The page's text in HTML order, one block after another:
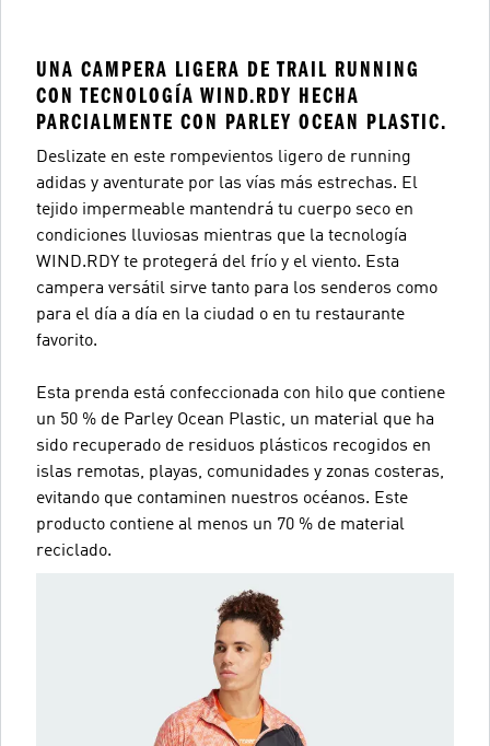
UNA CAMPERA LIGERA DE TRAIL RUNNING
CON TECNOLOGÍA WIND.RDY HECHA
PARCIALMENTE CON PARLEY OCEAN PLASTIC.
Deslizate en este rompevientos ligero de running
adidas y aventurate por las vías más estrechas. El
tejido impermeable mantendrá tu cuerpo seco en
condiciones lluviosas mientras que la tecnología
WIND.RDY te protegerá del frío y el viento. Esta
campera versátil sirve tanto para los senderos como
para el día a día en la ciudad o en tu restaurante
favorito.
Esta prenda está confeccionada con hilo que contiene
un 50 % de Parley Ocean Plastic, un material que ha
sido recuperado de residuos plásticos recogidos en
islas remotas, playas, comunidades y zonas costeras,
evitando que contaminen nuestros océanos. Este
producto contiene al menos un 70 % de material
reciclado.